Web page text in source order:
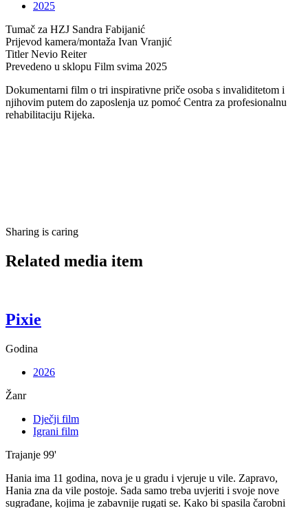
2025
Tumač za HZJ Sandra Fabijanić
Prijevod kamera/montaža Ivan Vranjić
TitlerNevio Reiter
Prevedeno u sklopu Film svima 2025
Dokumentarni film o tri inspirativne priče osoba s invaliditetom i
njihovim putem do zaposlenja uz pomoć Centra za profesionalnu
rehabilitaciju Rijeka.
Sharing is caring
Related media item
Pixie
Godina
2026
Žanr
Dječji film
Igrani film
Trajanje 99'
Hania ima 11 godina, nova je u gradu i vjeruje u vile. Zapravo,
Hania zna da vile postoje. Sada samo treba uvjeriti i svoje nove
sugrađane, kojima je zabavnije rugati se. Kako bi spasila čarobni